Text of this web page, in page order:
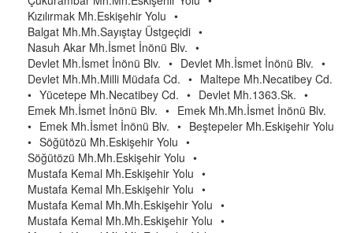
Kızılırmak Mh.Eskişehir Yolu •
Balgat Mh.Mh.Sayıştay Üstgeçidi •
Nasuh Akar Mh.İsmet İnönü Blv. •
Devlet Mh.İsmet İnönü Blv. • Devlet Mh.İsmet İnönü Blv. •
Devlet Mh.Mh.Milli Müdafa Cd. • Maltepe Mh.Necatibey Cd.
• Yücetepe Mh.Necatibey Cd. • Devlet Mh.1363.Sk. •
Emek Mh.İsmet İnönü Blv. • Emek Mh.Mh.İsmet İnönü Blv.
• Emek Mh.İsmet İnönü Blv. • Beştepeler Mh.Eskişehir Yolu
• Söğütözü Mh.Eskişehir Yolu •
Söğütözü Mh.Mh.Eskişehir Yolu •
Mustafa Kemal Mh.Eskişehir Yolu •
Mustafa Kemal Mh.Eskişehir Yolu •
Mustafa Kemal Mh.Mh.Eskişehir Yolu •
Mustafa Kemal Mh.Mh.Eskişehir Yolu •